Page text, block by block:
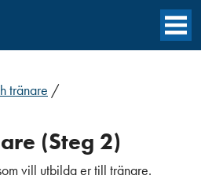
tränare /
(Steg 2)
vill utbilda er till tränare.